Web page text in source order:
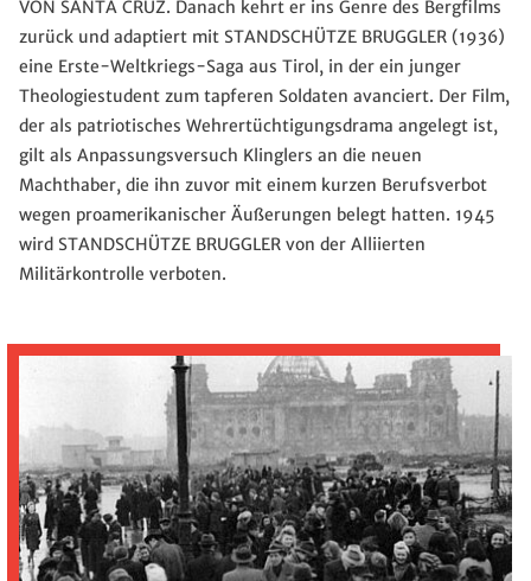
VON SANTA CRUZ. Danach kehrt er ins Genre des Bergfilms
zurück und adaptiert mit STANDSCHÜTZE BRUGGLER (1936)
eine Erste-Weltkriegs-Saga aus Tirol, in der ein junger
Theologiestudent zum tapferen Soldaten avanciert. Der Film,
der als patriotisches Wehrertüchtigungsdrama angelegt ist,
gilt als Anpassungsversuch Klinglers an die neuen
Machthaber, die ihn zuvor mit einem kurzen Berufsverbot
wegen proamerikanischer Äußerungen belegt hatten. 1945
wird STANDSCHÜTZE BRUGGLER von der Alliierten
Militärkontrolle verboten.